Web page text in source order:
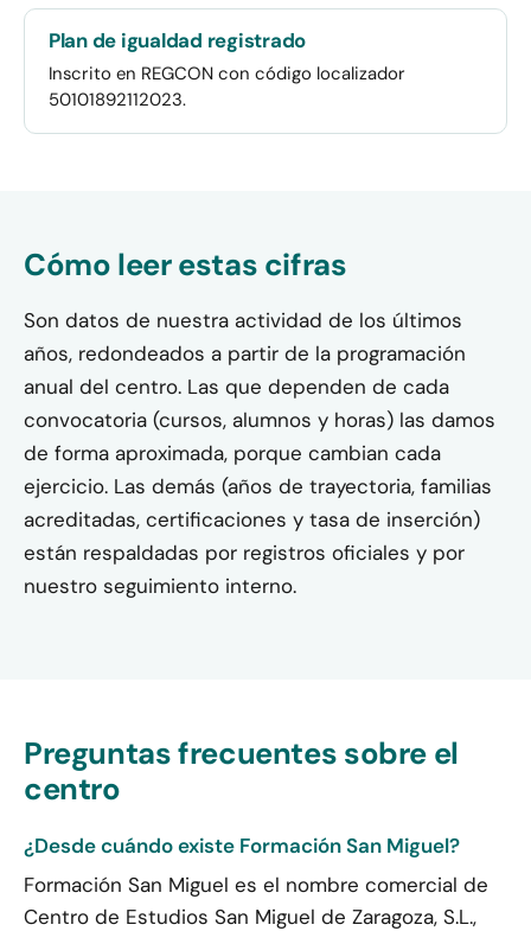
Plan de igualdad registrado
Inscrito en REGCON con código localizador
50101892112023.
Cómo leer estas cifras
Son datos de nuestra actividad de los últimos
años, redondeados a partir de la programación
anual del centro. Las que dependen de cada
convocatoria (cursos, alumnos y horas) las damos
de forma aproximada, porque cambian cada
ejercicio. Las demás (años de trayectoria, familias
acreditadas, certificaciones y tasa de inserción)
están respaldadas por registros oficiales y por
nuestro seguimiento interno.
Preguntas frecuentes sobre el
centro
¿Desde cuándo existe Formación San Miguel?
Formación San Miguel es el nombre comercial de
Centro de Estudios San Miguel de Zaragoza, S.L.,